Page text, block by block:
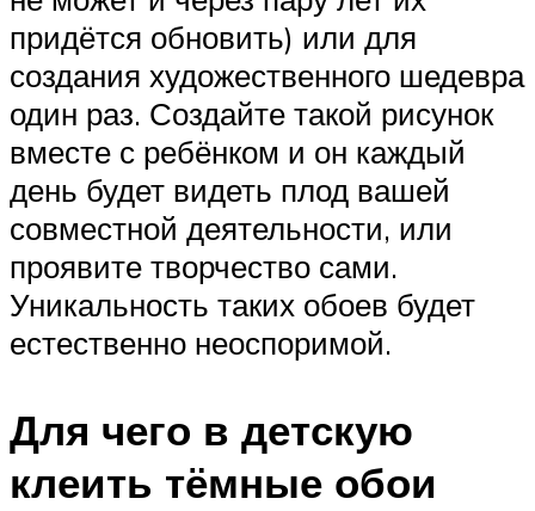
придётся обновить) или для
создания художественного шедевра
один раз. Создайте такой рисунок
вместе с ребёнком и он каждый
день будет видеть плод вашей
совместной деятельности, или
проявите творчество сами.
Уникальность таких обоев будет
естественно неоспоримой.
Для чего в детскую
клеить тёмные обои